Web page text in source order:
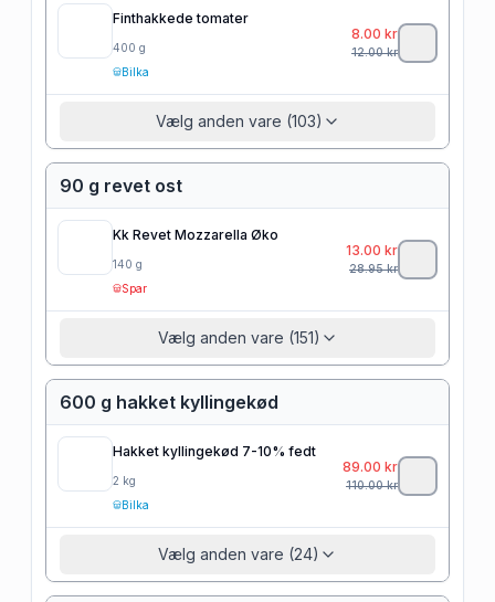
Finthakkede tomater
400 g
Bilka
8.00 kr
12.00kr
Vælg anden vare (103)
90 g revet ost
Kk Revet Mozzarella Øko
140 g
Spar
13.00 kr
28.95kr
Vælg anden vare (151)
600 g hakket kyllingekød
Hakket kyllingekød 7-10% fedt
2 kg
Bilka
89.00 kr
110.00kr
Vælg anden vare (24)